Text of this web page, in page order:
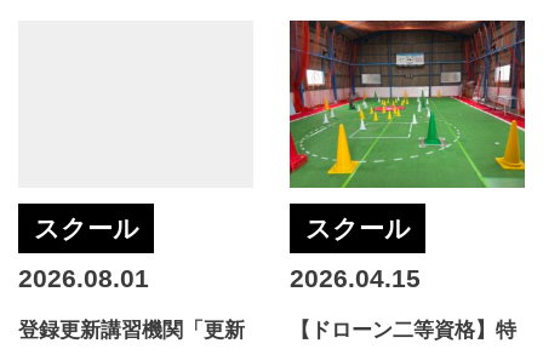
スクール
2026.08.01
登録更新講習機関「更新
スクール
2026.04.15
【ドローン二等資格】特